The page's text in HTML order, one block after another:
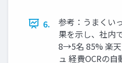
6.
参考：うまくい
果を示し、社内
8→5名 85% 楽
ュ 経費OCRの